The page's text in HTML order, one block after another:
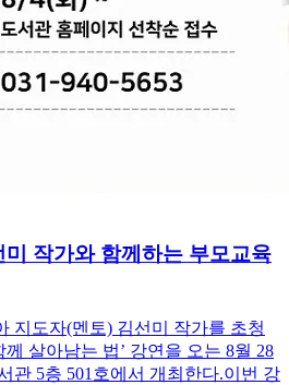
작가와 함께하는 부모교육
지도자(멘토) 김선미 작가를 초청
살아남는 법’ 강연을 오는 8월 28
관 5층 501호에서 개최한다.이번 강